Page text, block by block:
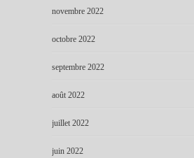
novembre 2022
octobre 2022
septembre 2022
août 2022
juillet 2022
juin 2022